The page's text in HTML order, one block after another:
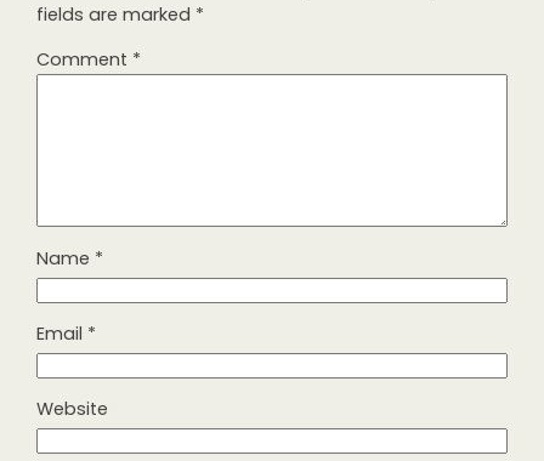
fields are marked *
Comment *
Name *
Email *
Website